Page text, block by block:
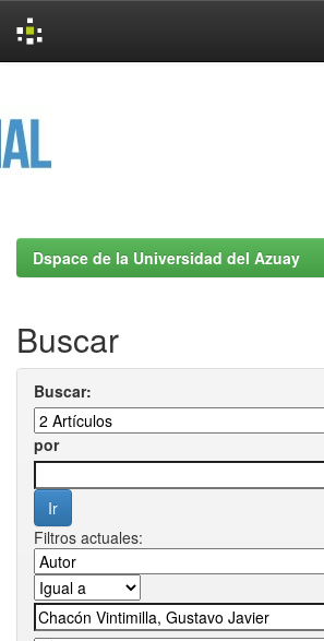
Dspace de la Universidad del Azuay
Buscar
Buscar:
por
Filtros actuales: